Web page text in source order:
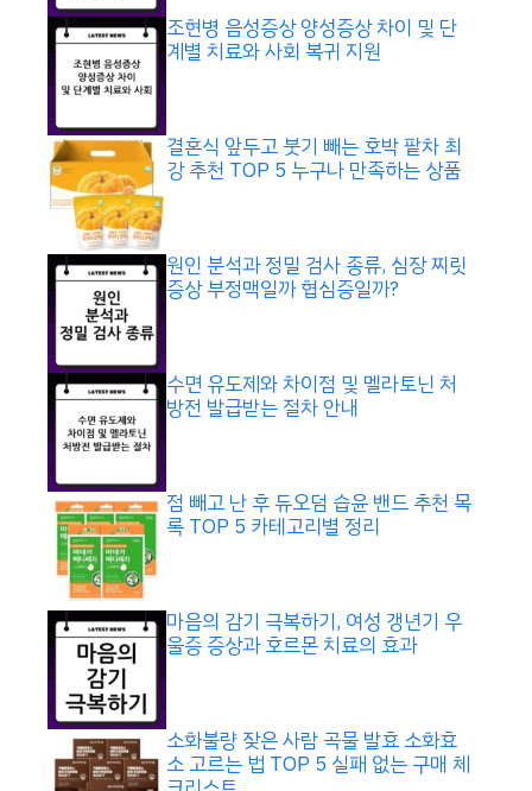
조현병 음성증상 양성증상 차이 및 단
계별 치료와 사회 복귀 지원
결혼식 앞두고 붓기 빼는 호박 팥차 최
강 추천 TOP 5 누구나 만족하는 상품
원인 분석과 정밀 검사 종류, 심장 찌릿
증상 부정맥일까 협심증일까?
수면 유도제와 차이점 및 멜라토닌 처
방전 발급받는 절차 안내
점 빼고 난 후 듀오덤 습윤 밴드 추천 목
록 TOP 5 카테고리별 정리
마음의 감기 극복하기, 여성 갱년기 우
울증 증상과 호르몬 치료의 효과
소화불량 잦은 사람 곡물 발효 소화효
소 고르는 법 TOP 5 실패 없는 구매 체